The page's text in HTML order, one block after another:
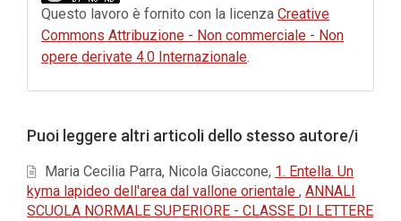
Questo lavoro è fornito con la licenza Creative
Commons Attribuzione - Non commerciale - Non
opere derivate 4.0 Internazionale.
Puoi leggere altri articoli dello stesso autore/i
Maria Cecilia Parra, Nicola Giaccone, 1. Entella. Un
kyma lapideo dell'area dal vallone orientale , ANNALI
SCUOLA NORMALE SUPERIORE - CLASSE DI LETTERE